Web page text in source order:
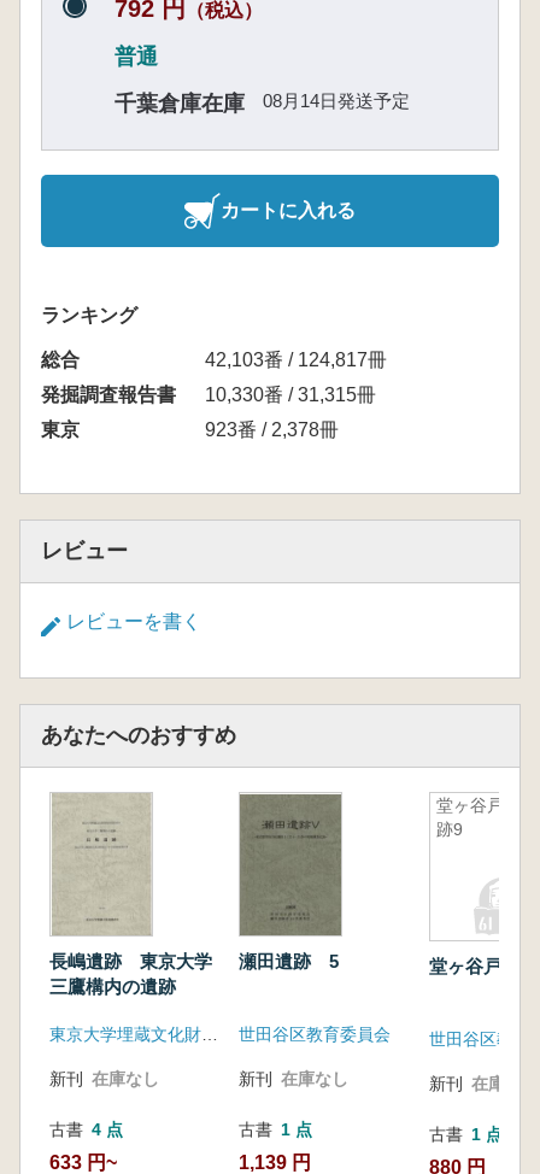
792 円 （税込）
普通
千葉倉庫在庫
08月14日発送予定
カートに入れる
ランキング
総合
42,103番 / 124,817冊
発掘調査報告書
10,330番 / 31,315冊
東京
923番 / 2,378冊
レビュー
レビューを書く
あなたへのおすすめ
長嶋遺跡 東京大学
三鷹構内の遺跡
東京大学埋蔵文化財調査室
新刊 在庫なし
古書 4 点
633 円~
瀬田遺跡 5
世田谷区教育委員会
新刊 在庫なし
古書 1 点
1,139 円
堂ヶ谷戸遺
跡9
堂ヶ谷戸遺
世田谷区教育
新刊 在庫なし
古書 1 点
880 円